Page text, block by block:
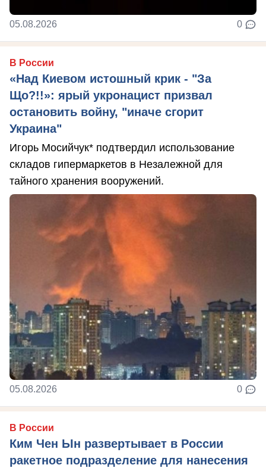
05.08.2026 0
В России
«Над Киевом истошный крик - "За
Що?!!»: ярый укронацист призвал
остановить войну, "иначе сгорит
Украина"
Игорь Мосийчук* подтвердил использование
складов гипермаркетов в Незалежной для
тайного хранения вооружений.
05.08.2026 0
В России
Ким Чен Ын развертывает в России
ракетное подразделение для нанесения